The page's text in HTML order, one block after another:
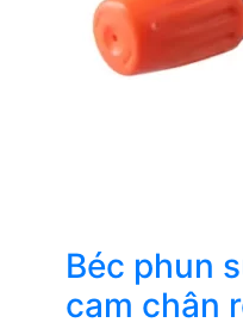
Béc phun
cam chân